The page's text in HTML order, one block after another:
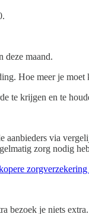
deze maand.
Hoe meer je
te krijgen en te
aanbieders via
zorg nodig
bezoek je niets